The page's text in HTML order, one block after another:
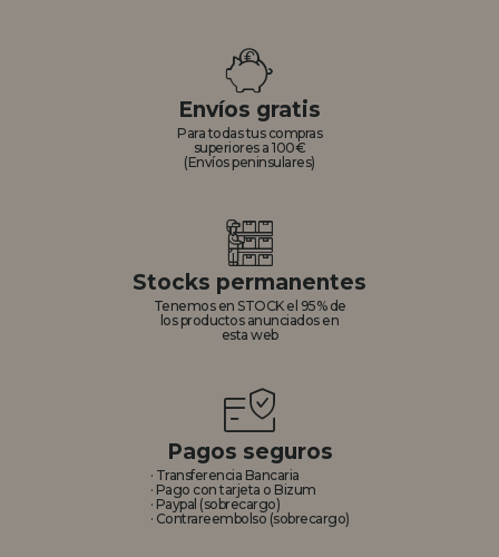
Envíos gratis
Para todas tus compras
superiores a 100€
(Envíos peninsulares)
Stocks permanentes
Tenemos en STOCK el 95% de
los productos anunciados en
esta web
Pagos seguros
· Transferencia Bancaria
· Pago con tarjeta o Bizum
· Paypal (sobrecargo)
· Contrareembolso (sobrecargo)